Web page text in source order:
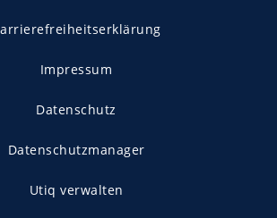
Impressum
Datenschutz
Datenschutzmanager
Utiq verwalten